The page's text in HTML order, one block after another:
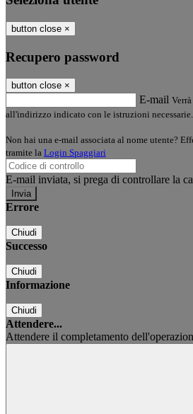
button close ×
Recupero password
button close ×
E-mail
all'indirizzo indicato con le istruzioni necessarie.
Non hai una e-mail associata al nome utente?
tramite la Login Spaggiari
E-mail inviata, si prega di controllare la
Errore
Chiudi
Successo
Chiudi
Informazione
Chiudi
Attendere...
Attendere il completamento